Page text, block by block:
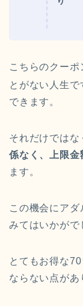
こちらのクーポ
とがない人生で
できます。
それだけでは
係なく、上限
ます。
この機会にア
みてはいかがで
とてもお得な
ならない点があ